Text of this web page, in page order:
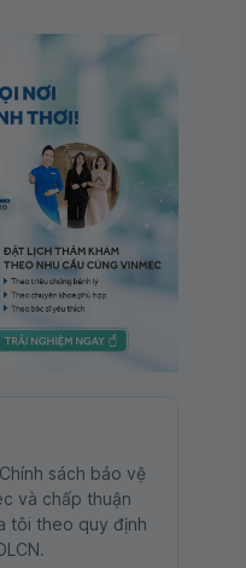
sách bảo vệ
và chấp thuận
tôi theo quy định